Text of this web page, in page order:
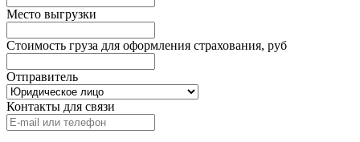
Место выгрузки
Стоимость груза для оформления страхования, руб
Отправитель
Контакты для связи